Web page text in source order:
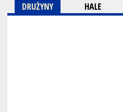
DRUŻYNY HALE